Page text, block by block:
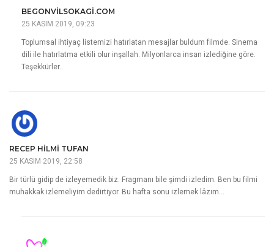
BEGONVILSOKAGI.COM
25 KASIM 2019, 09:23
Toplumsal ihtiyaç listemizi hatırlatan mesajlar buldum filmde. Sinema
dili ile hatırlatma etkili olur inşallah. Milyonlarca insan izlediğine göre.
Teşekkürler..
RECEP HILMI TUFAN
25 KASIM 2019, 22:58
Bir türlü gidip de izleyemedik biz. Fragmanı bile şimdi izledim. Ben bu filmi
muhakkak izlemeliyim dedirtiyor. Bu hafta sonu izlemek lâzım…